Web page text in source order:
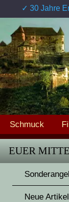
✓ 30 Jahre
Schmuck
EUER
Neue Artikel